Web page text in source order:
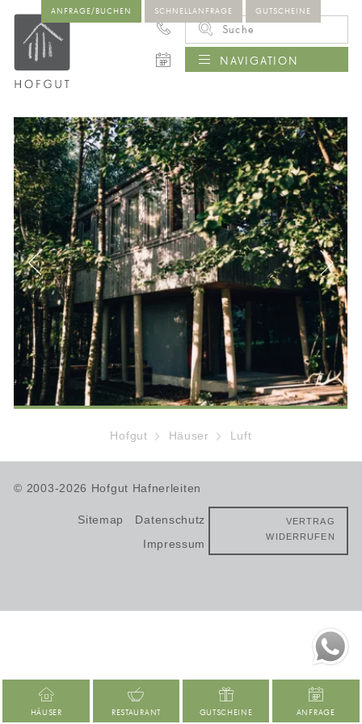
NAVIGATION
ANFRAGE/BUCHEN SCHNELLANFRAGE GUTSCHEINE
Hofgut Häuser Luft
© 2003-2026 Hofgut Hafnerleiten
Sitemap
Datenschutz
Impressum
VERTRAG
WIDERRUFEN
HÄUSER RESTAURANT GUTSCHEINE ANFRAGE